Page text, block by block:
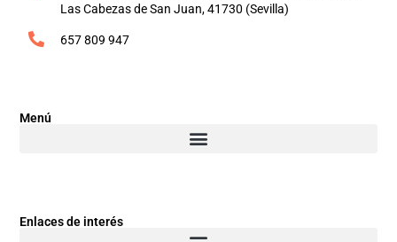
Las Cabezas de San Juan, 41730 (Sevilla)
657 809 947
Menú
Enlaces de interés